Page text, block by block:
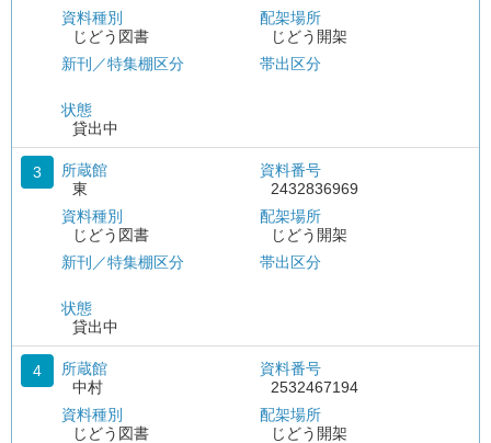
資料種別
じどう図書
新刊／特集棚区分
状態
貸出中
配架場所
じどう開架
帯出区分
3
所蔵館
東
資料種別
じどう図書
新刊／特集棚区分
状態
貸出中
資料番号
2432836969
配架場所
じどう開架
帯出区分
4
所蔵館
中村
資料種別
じどう図書
資料番号
2532467194
配架場所
じどう開架